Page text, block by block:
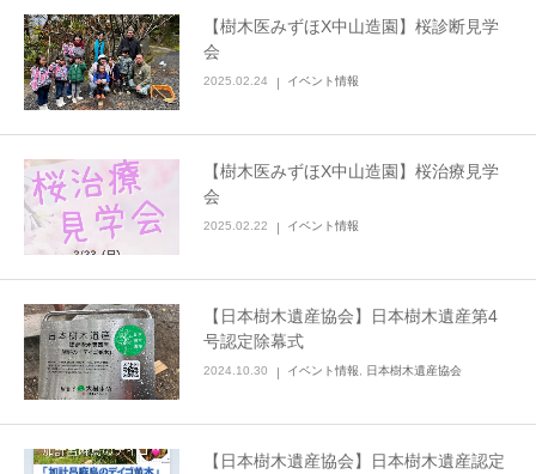
【樹木医みずほX中山造園】桜診断見学
会
2025.02.24 イベント情報
【樹木医みずほX中山造園】桜治療見学
会
2025.02.22 イベント情報
【日本樹木遺産協会】日本樹木遺産第4
号認定除幕式
2024.10.30 イベント情報 日本樹木遺産協会
【日本樹木遺産協会】日本樹木遺産認定